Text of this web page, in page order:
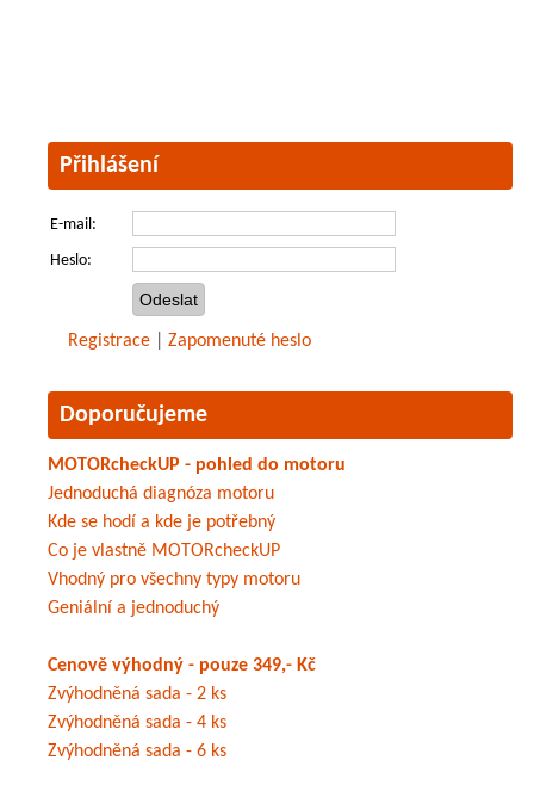
Přihlášení
E-mail:
Heslo:
Registrace Zapomenuté heslo
Doporučujeme
MOTORcheckUP - pohled do motoru
Jednoduchá diagnóza motoru
Kde se hodí a kde je potřebný
Co je vlastně MOTORcheckUP
Vhodný pro všechny typy motoru
Geniální a jednoduchý
Cenově výhodný - pouze 349,- Kč
Zvýhodněná sada - 2 ks
Zvýhodněná sada - 4 ks
Zvýhodněná sada - 6 ks